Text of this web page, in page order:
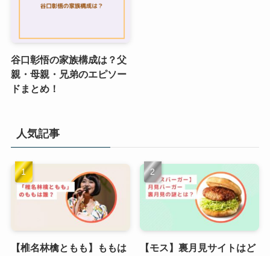
谷口彰悟の家族構成は？父
親・母親・兄弟のエピソー
ドまとめ！
人気記事
【椎名林檎ともも】ももは
【モス】裏月見サイトはど